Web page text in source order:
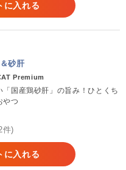
に入れる
砂肝
Premium
「国産鶏砂肝」の旨み！ひとくち
やつ
件)
に入れる